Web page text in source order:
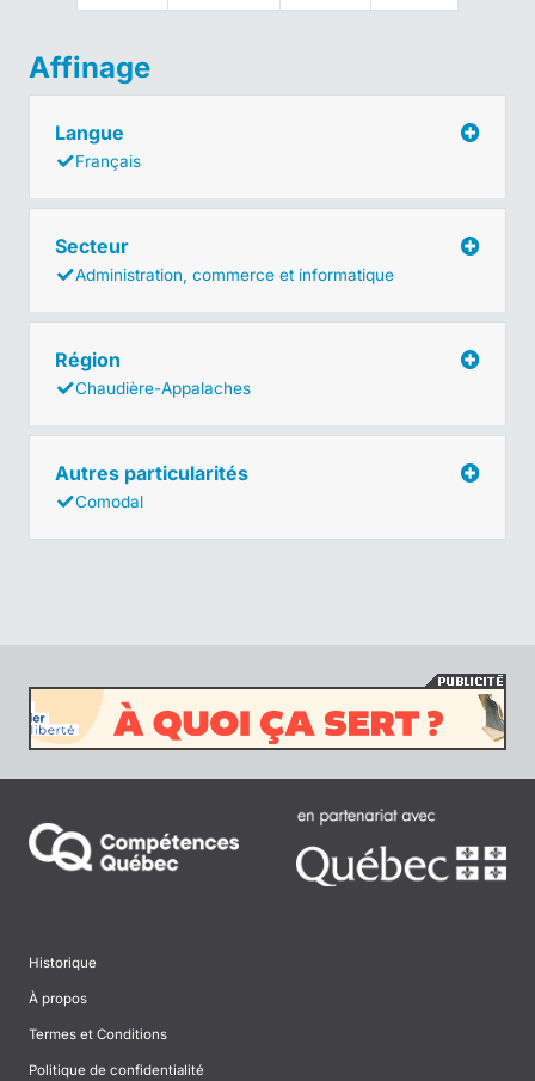
Affinage
Langue
Français
Secteur
Administration, commerce et informatique
Région
Chaudière-Appalaches
Autres particularités
Comodal
Historique
À propos
Termes et Conditions
Politique de confidentialité